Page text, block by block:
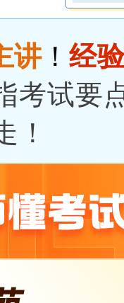
讲！ 经
考试要
！